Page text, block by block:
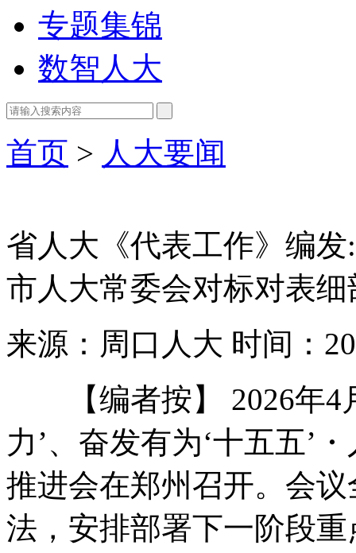
专题集锦
数智人大
首页 > 人大要闻
省人大《代表工作》编发:
市人大常委会对标对表
来源：周口人大 时间：
【编者按】 2026年4
力’、奋发有为‘十五五’
推进会在郑州召开。 会议
法 ， 安排部署下一阶段重